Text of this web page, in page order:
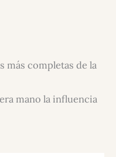
más completas de la
mano la influencia